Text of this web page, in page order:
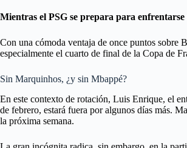
Mientras el PSG se prepara para
Con una cómoda ventaja de once puntos sobre
especialmente el cuarto de final de la Copa de
Sin Marquinhos, ¿y sin Mbappé?
En este contexto de rotación, Luis Enrique, el
de febrero, estará fuera por algunos días más.
la próxima semana.